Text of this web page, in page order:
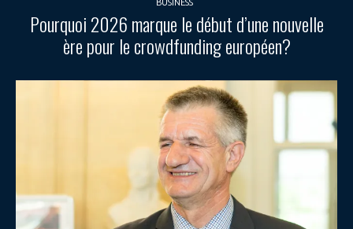
Pourquoi 2026 marque le début d’une nouvelle
ère pour le crowdfunding européen?